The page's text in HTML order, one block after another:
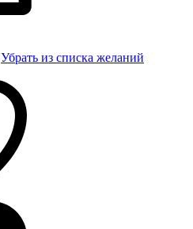
Убрать из списка желаний